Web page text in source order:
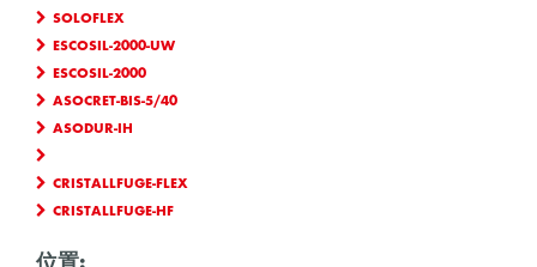
SOLOFLEX
ESCOSIL-2000-UW
ESCOSIL-2000
ASOCRET-BIS-5/40
ASODUR-IH
CRISTALLFUGE-FLEX
CRISTALLFUGE-HF